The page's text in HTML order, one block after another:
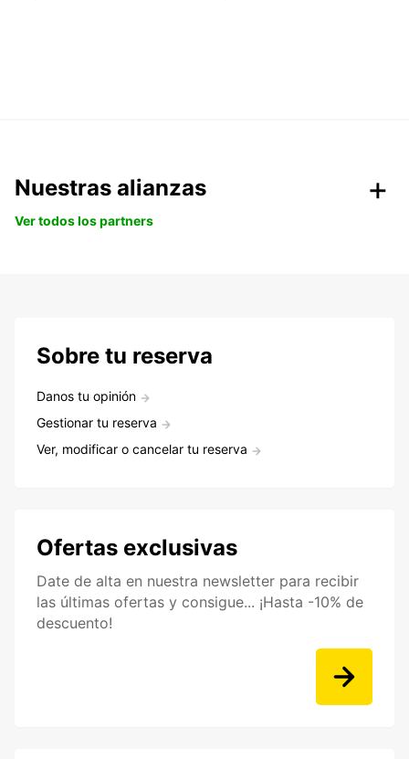
Nuestras alianzas
Ver todos los partners
Sobre tu reserva
Danos tu opinión
Gestionar tu reserva
Ver, modificar o cancelar tu reserva
Ofertas exclusivas
Date de alta en nuestra newsletter para recibir
las últimas ofertas y consigue... ¡Hasta -10% de
descuento!